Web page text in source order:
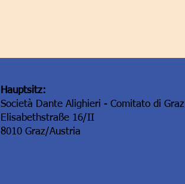
Hauptsitz:
Società Dante Alighieri - Comitato di Graz
Elisabethstraße 16/II
8010 Graz/Austria